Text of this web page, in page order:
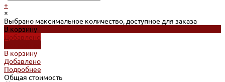
+
×
Выбрано максимальное количество, доступное для заказа
В корзину
Добавлено
В корзину
Добавлено
Подробнее
Общая стоимость